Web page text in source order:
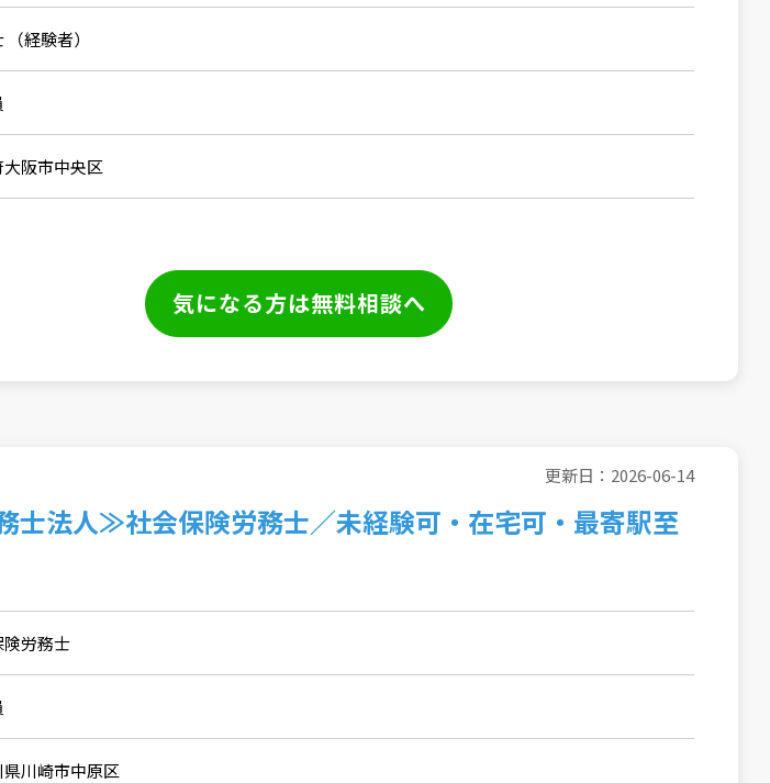
経験者）
大阪市中央区
気になる方は無料相談へ
更新日：2026-06-14
士法人≫社会保険労務士／未経験可・在宅可・最寄駅至
労務士
川崎市中原区